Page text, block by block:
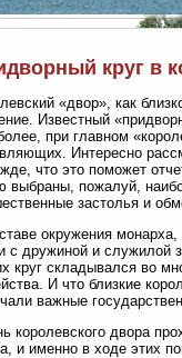
круг в
«двор», как
Известный
при главном
Интересно
что это поможет
выбраны, пожалуй,
застолья и
окружения
с дружиной и служилой
круг складывался во
И что близкие
важные
королевского двора
и именно в ходе этих